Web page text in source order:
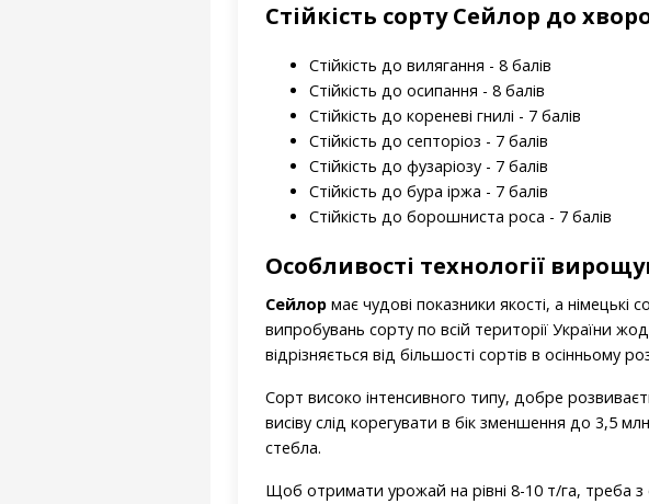
Стійкість сортуСейлор до
Стійкість до вилягання - 8 балів
Стійкість до осипання - 8 балів
Стійкість до кореневі гнилі - 7 балів
Стійкість до септоріоз - 7 балів
Стійкість до фузаріозу - 7 балів
Стійкість до бура іржа - 7 балів
Стійкість до борошниста роса - 7 балів
Особливості технології
Сейлор має чудові показники якості, а
випробувань сорту по всій території України
відрізняється від більшості сортів в осінньому
Сорт високо інтенсивного типу, добре
висіву слід корегувати в бік зменшення до 3,5
стебла.
Щоб отримати урожай на рівні 8-10 т/га, треба